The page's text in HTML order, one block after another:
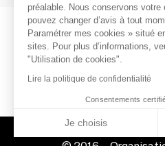
préalable. Nous conservons
pouvez changer d’avis à tout
Paramétrer mes cookies » situé
sites. Pour plus d’informations,
"Utilisation de cookies".
Lire la politique de confidentialité
Consentements
Je choisis